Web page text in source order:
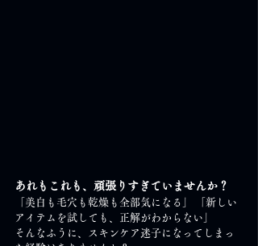
あれもこれも、頑張りすぎていませんか？
「美白も毛穴も乾燥も全部気になる」 「新しい
アイテムを試しても、正解がわからない」
そんなふうに、スキンケア迷子になってしまっ